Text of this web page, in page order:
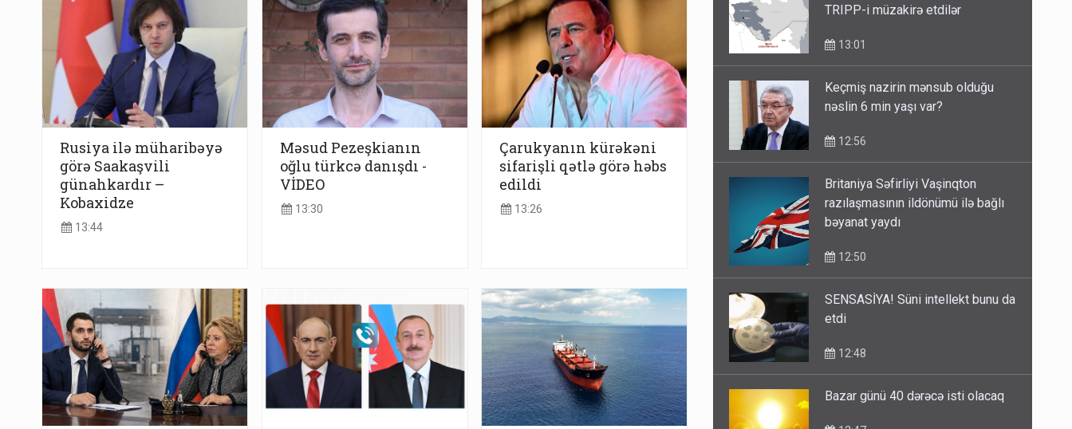
Rusiya ilə müharibəyə
görə Saakaşvili
günahkardır –
Kobaxidze
13:44
Məsud Pezeşkianın
oğlu türkcə danışdı -
VİDEO
13:30
Çarukyanın kürəkəni
sifarişli qətlə görə həbs
edildi
13:26
Keçmiş nazirin mənsub olduğu
nəslin 6 min yaşı var?
Britaniya Səfirliyi Vaşinqton
razılaşmasının ildönümü ilə bağlı
bəyanat yaydı
SENSASİYA! Süni intellekt bunu da
etdi
Bazar günü 40 dərəcə isti olacaq